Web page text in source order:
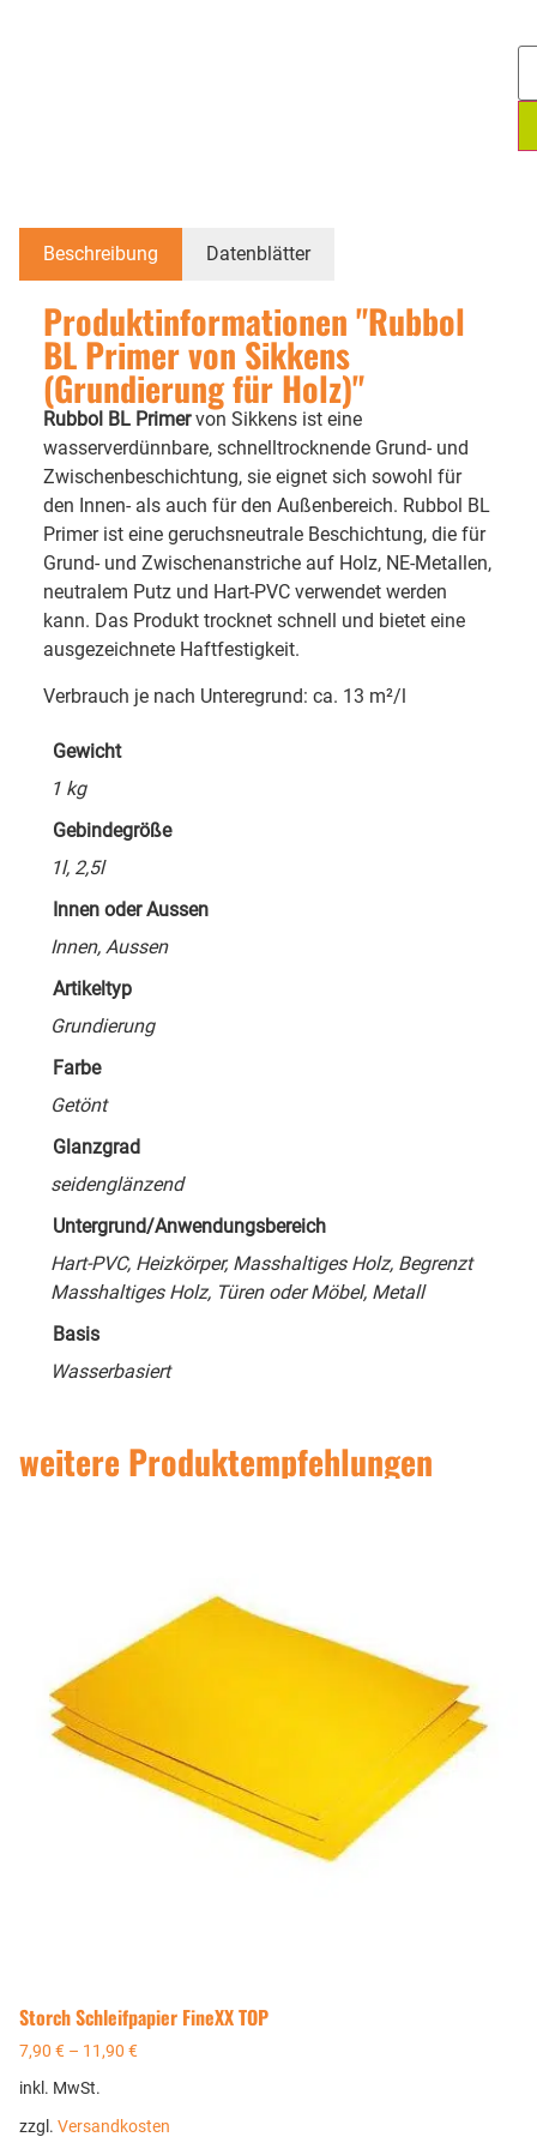
Beschreibung Datenblätter
Produktinformationen "Rubbol
BL Primer von Sikkens
(Grundierung für Holz)"
Rubbol BL Primervon Sikkens ist eine
wasserverdünnbare, schnelltrocknende Grund- und
Zwischenbeschichtung, sie eignet sich sowohl für
den Innen- als auch für den Außenbereich. Rubbol BL
Primer ist eine geruchsneutrale Beschichtung, die für
Grund- und Zwischenanstriche auf Holz, NE-Metallen,
neutralem Putz und Hart-PVC verwendet werden
kann. Das Produkt trocknet schnell und bietet eine
ausgezeichnete Haftfestigkeit.
Verbrauch je nach Unteregrund: ca. 13 m²/l
Gewicht
1 kg
Gebindegröße
1l, 2,5l
Innen oder Aussen
Innen, Aussen
Artikeltyp
Grundierung
Farbe
Getönt
Glanzgrad
seidenglänzend
Untergrund/Anwendungsbereich
Hart-PVC, Heizkörper, Masshaltiges Holz, Begrenzt
Masshaltiges Holz, Türen oder Möbel, Metall
Basis
Wasserbasiert
weitere Produktempfehlungen
Storch Schleifpapier FineXX TOP
7,90 € – 11,90 €
inkl. MwSt.
zzgl. Versandkosten